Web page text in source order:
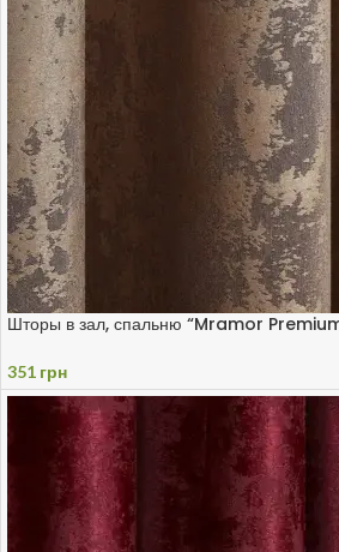
Шторы в зал, спальню “Mramor
351 грн